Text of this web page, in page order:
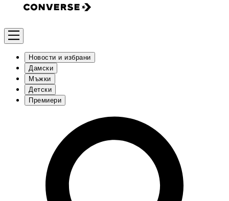
Новости и избрани
Дамски
Мъжки
Детски
Премиери